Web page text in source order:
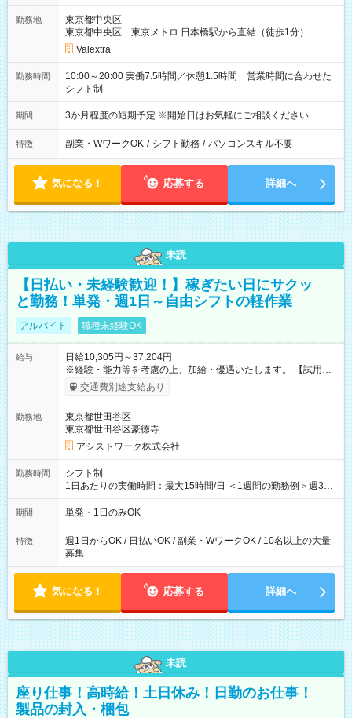
勤務地
東京都中央区
東京都中央区 東京メトロ 日本橋駅から直結（徒歩1分）
Valextra
勤務時間
10:00～20:00 実働7.5時間／休憩1.5時間 営業時間に合わせた
シフト制
期間 3か月程度の短期予定 ※開始日はお気軽にご相談ください
特徴 副業・WワークOK / シフト勤務 / パソコンスキル不要
気になる！ 応募する 詳細へ
未読
【日払い・未経験歓迎！】稼ぎたい日にサクッ
と勤務！単発・週1日～自由シフトの軽作業
アルバイト 職種未経験OK
給与
日給10,305円～37,204円
※経験・能力等を考慮の上、加給・優遇いたします。 【試用期
間】試用期間なし
交通費別途支給あり
勤務地
東京都世田谷区
東京都世田谷区豪徳寺
アシストワーク株式会社
勤務時間
シフト制
1日あたりの実働時間：最大15時間/日 ＜1週間の勤務例＞週3回
勤務 勤務：月・水・金 休み：火・木・土・日 好きな時にお仕事
可能です！ ※1日あたりの最大実働時間は日勤、夜勤共に勤務し
期間 単発・1日のみOK
特徴
週1日からOK / 日払いOK / 副業・WワークOK / 10名以上の大量
募集
気になる！ 応募する 詳細へ
未読
座り仕事！高時給！土日休み！日勤のお仕事！
製品の封入・梱包